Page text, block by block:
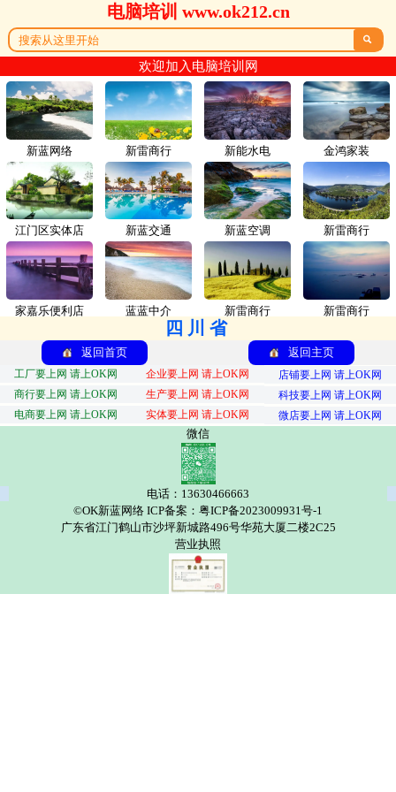
电脑培训 www.ok212.cn

欢迎加入电脑培训网
新蓝网络 新雷商行
江门区实体店 新蓝交通
家嘉乐便利店 蓝蓝中介
新能水电 金鸿家装
新蓝空调 新雷商行
新雷商行 新雷商行
四川省
返回首页 返回主页
工厂要上网 请上OK网 企业要上网 请上OK网
店铺要上网 请上OK网
商行要上网 请上OK网
生产要上网 请上OK网
科技要上网 请上OK网
电商要上网 请上OK网
实体要上网 请上OK网 微店要上网 请上OK网
微信
电话：13630466663
©OK新蓝网络 ICP备案：粤ICP备2023009931号-1
广东省江门鹤山市沙坪新城路496号华苑大厦二楼2C25
营业执照